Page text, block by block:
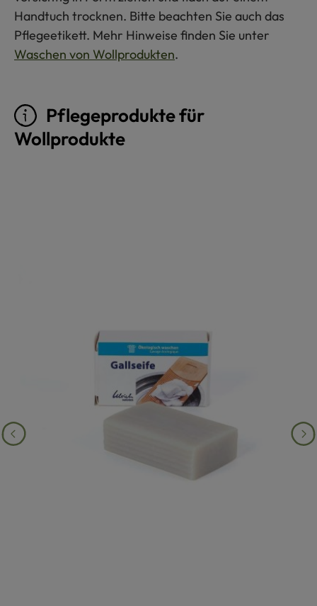
Handtuch trocknen. Bitte beachten Sie auch das
Pflegeetikett. Mehr Hinweise finden Sie unter
Waschen von Wollprodukten.
Pflegeprodukte für
Wollprodukte